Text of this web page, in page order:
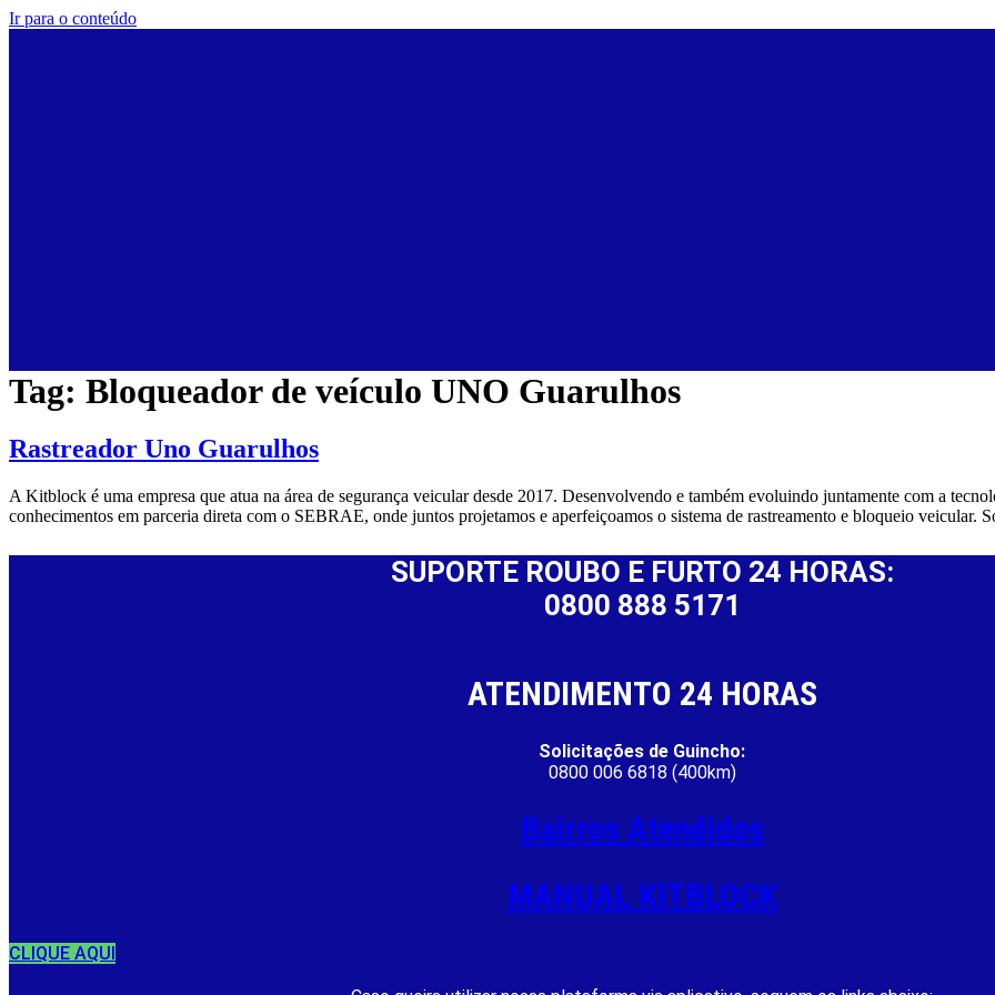
Ir para o conteúdo
Tag: Bloqueador de veículo UNO Guarulhos
Rastreador Uno Guarulhos
A Kitblock é uma empresa que atua na área de segurança veicular desde 2017. Desenvolvendo e também evoluindo juntamente com a
conhecimentos em parceria direta com o SEBRAE, onde juntos projetamos e aperfeiçoamos o sistema de rastreamento e bloqueio
SUPORTE ROUBO E FURTO 24 HORAS:
0800 888 5171
ATENDIMENTO 24 HORAS
Solicitações de Guincho:
0800 006 6818 (400km)
Bairros Atendidos
MANUAL KITBLOCK
CLIQUE AQUI